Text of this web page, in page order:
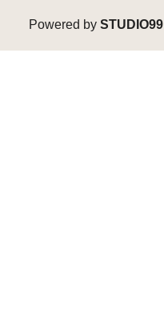
Powered by STUDIO99